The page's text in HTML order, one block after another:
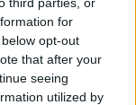
for
opt-out
that after your
seeing
utilized by